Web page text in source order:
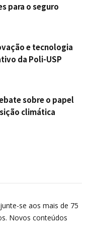
para o seguro
e tecnologia
da Poli-USP
sobre o papel
climática
se aos mais de 75
Novos conteúdos